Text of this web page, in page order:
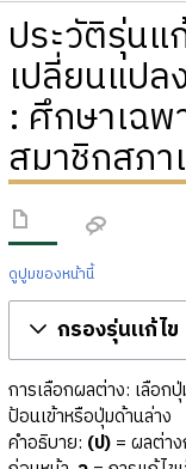
ประวัติรุ่นแ
เปลี่ยนแปล
: ศึกษาเฉ
สมาชิกสภา
ดูปูมของหน้านี้
กรองรุ่นแก้ไข
การเลือกผลต่าง: เลือก
ป้อนเข้าหรือปุ่มด้านล่าง
คำอธิบาย: (ป)= ผลต่าง